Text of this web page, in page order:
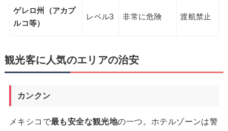
ゲレロ州（アカプ
ルコ等）
レベル3 非常に危険 渡航禁止
観光客に人気のエリアの治安
カンクン
メキシコで最も安全な観光地の一つ。ホテルゾーンは警